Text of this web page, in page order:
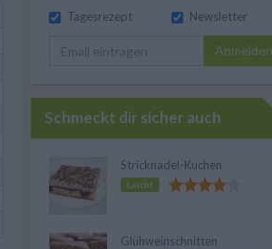
Tagesrezept
Newsletter
Anmelden
Schmeckt dir sicher auch
Stricknadel-Kuchen
Leicht
Glühweinschnitten